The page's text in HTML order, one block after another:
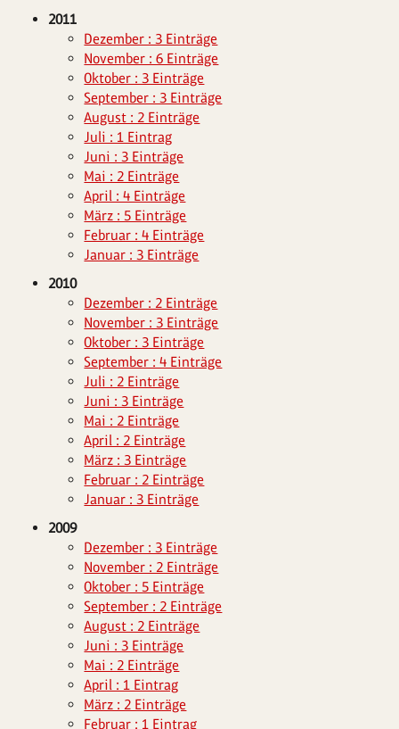
2011
Dezember : 3 Einträge
November : 6 Einträge
Oktober : 3 Einträge
September : 3 Einträge
August : 2 Einträge
Juli : 1 Eintrag
Juni : 3 Einträge
Mai : 2 Einträge
April : 4 Einträge
März : 5 Einträge
Februar : 4 Einträge
Januar : 3 Einträge
2010
Dezember : 2 Einträge
November : 3 Einträge
Oktober : 3 Einträge
September : 4 Einträge
Juli : 2 Einträge
Juni : 3 Einträge
Mai : 2 Einträge
April : 2 Einträge
März : 3 Einträge
Februar : 2 Einträge
Januar : 3 Einträge
2009
Dezember : 3 Einträge
November : 2 Einträge
Oktober : 5 Einträge
September : 2 Einträge
August : 2 Einträge
Juni : 3 Einträge
Mai : 2 Einträge
April : 1 Eintrag
März : 2 Einträge
Februar : 1 Eintrag